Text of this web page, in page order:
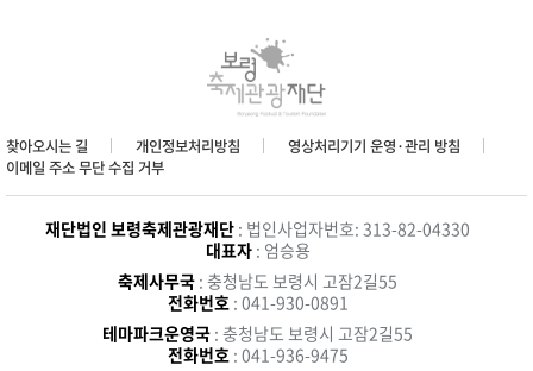
찾아오시는 길 개인정보처리방침
영상처리기기 운영·관리 방침
이메일 주소 무단 수집 거부
재단법인 보령축제관광재단 : 법인사업자번호: 313-82-04330
대표자: 엄승용
축제사무국 : 충청남도 보령시 고잠2길55
전화번호 : 041-930-0891
테마파크운영국 : 충청남도 보령시 고잠2길55
전화번호 : 041-936-9475